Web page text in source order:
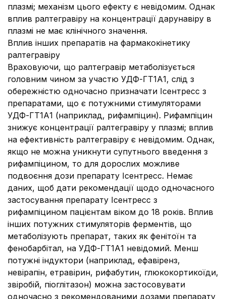
плазмі; механізм цього ефекту є невідомим. Однак
вплив ралтегравіру на концентрації дарунавіру в
плазмі не має клінічного значення.
Вплив інших препаратів на фармакокінетику
ралтегравіру
Враховуючи, що ралтегравір метаболізується
головним чином за участю УДФ-ГТ1А1, слід з
обережністю одночасно призначати Ісентресс з
препаратами, що є потужними стимуляторами
УДФ-ГТ1А1 (наприклад, рифампіцин). Рифампіцин
знижує концентрації ралтегравіру у плазмі; вплив
на ефективність ралтегравіру є невідомим. Однак,
якщо не можна уникнути супутнього введення з
рифампіцином, то для дорослих можливе
подвоєння дози препарату Ісентресс. Немає
даних, щоб дати рекомендації щодо одночасного
застосування препарату Ісентресс з
рифампіцином пацієнтам віком до 18 років. Вплив
інших потужних стимуляторів ферментів, що
метаболізують препарат, таких як фенітоїн та
фенобарбітал, на УДФ-ГТ1А1 невідомий. Менш
потужні індуктори (наприклад, ефавіренз,
невірапін, етравірин, рифабутин, глюкокортикоїди,
звіробій, піоглітазон) можна застосовувати
одночасно з рекомендованими дозами препарату